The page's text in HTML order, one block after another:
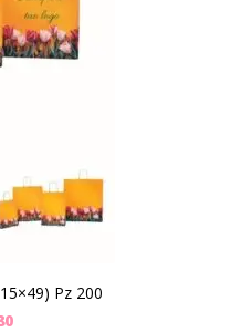
Pz 200